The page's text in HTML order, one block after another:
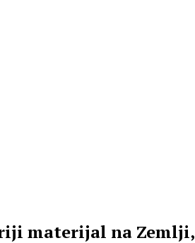
materijal na Zemlji,